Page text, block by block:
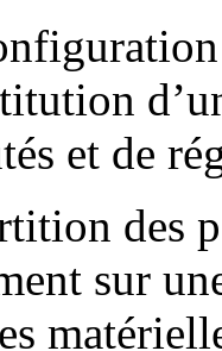
et de
des
sur